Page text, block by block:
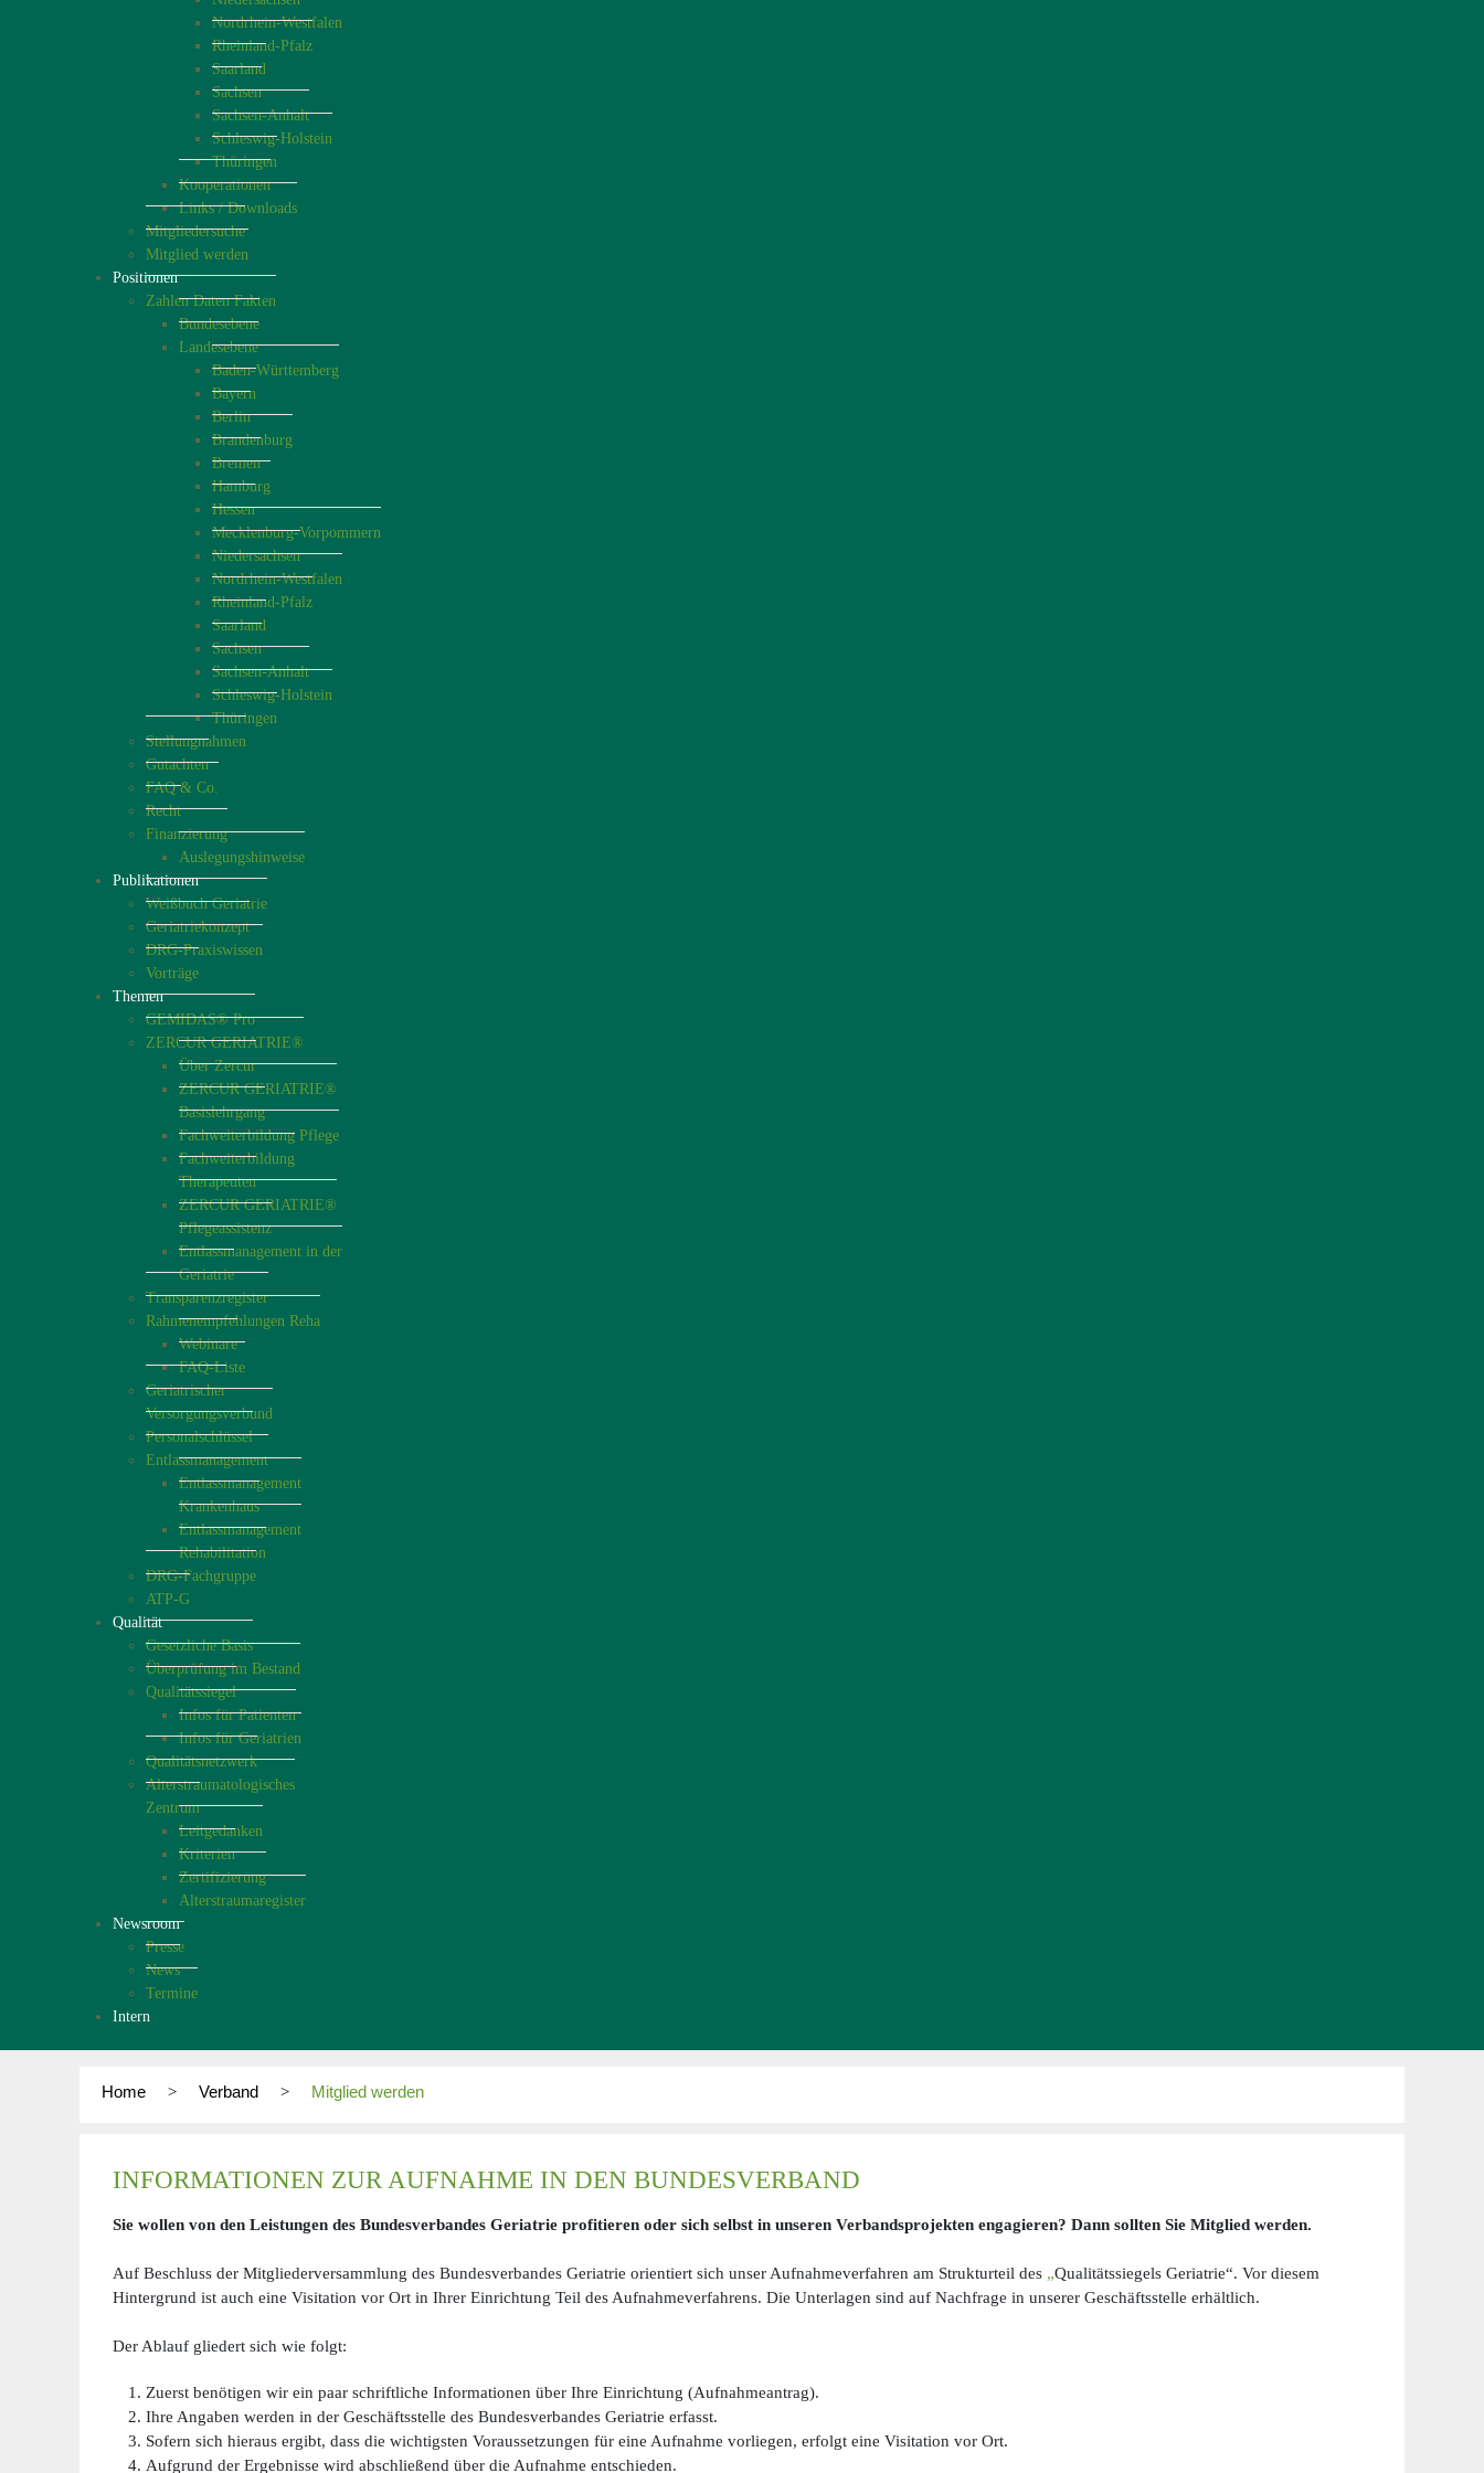
Nordrhein-Westfalen
Rheinland-Pfalz
Saarland
Sachsen
Sachsen-Anhalt
Schleswig-Holstein
Thüringen
Kooperationen
Links / Downloads
Mitgliedersuche
Mitglied werden
Positionen
Zahlen Daten Fakten
Bundesebene
Landesebene
Baden-Württemberg
Bayern
Berlin
Brandenburg
Bremen
Hamburg
Hessen
Mecklenburg-Vorpommern
Niedersachsen
Nordrhein-Westfalen
Rheinland-Pfalz
Saarland
Sachsen
Sachsen-Anhalt
Schleswig-Holstein
Thüringen
Stellungnahmen
Gutachten
FAQ & Co.
Recht
Finanzierung
Auslegungshinweise
Publikationen
Weißbuch Geriatrie
Geriatriekonzept
DRG-Praxiswissen
Vorträge
Themen
GEMIDAS® Pro
ZERCUR GERIATRIE®
Über Zercur
ZERCUR GERIATRIE®
Basislehrgang
Fachweiterbildung Pflege
Fachweiterbildung
Therapeuten
ZERCUR GERIATRIE®
Pflegeassistenz
Entlassmanagement in der
Geriatrie
Transparenzregister
Rahmenempfehlungen Reha
Webinare
FAQ-Liste
Geriatrischer
Versorgungsverbund
Personalschlüssel
Entlassmanagement
Entlassmanagement
Krankenhaus
Entlassmanagement
Rehabilitation
DRG-Fachgruppe
ATP-G
Qualität
Gesetzliche Basis
Überprüfung im Bestand
Qualitätssiegel
Infos für Patienten
Infos für Geriatrien
Qualitätsnetzwerk
Alterstraumatologisches
Zentrum
Leitgedanken
Kriterien
Zertifizierung
Alterstraumaregister
Newsroom
Presse
News
Termine
Intern
Home Verband Mitglied werden
INFORMATIONEN ZUR AUFNAHME IN DEN BUNDESVERBAND
Sie wollen von den Leistungen des Bundesverbandes Geriatrie profitieren oder sich selbst in unseren Verbandsprojekten engagieren? Dann sollten Sie Mitglied werden.
Auf Beschluss der Mitgliederversammlung des Bundesverbandes Geriatrie orientiert sich unser Aufnahmeverfahren am Strukturteil des „Qualitätssiegels Geriatrie“. Vor diesem
Hintergrund ist auch eine Visitation vor Ort in Ihrer Einrichtung Teil des Aufnahmeverfahrens. Die Unterlagen sind auf Nachfrage in unserer Geschäftsstelle erhältlich.
Der Ablauf gliedert sich wie folgt:
Zuerst benötigen wir ein paar schriftliche Informationen über Ihre Einrichtung (Aufnahmeantrag).
Ihre Angaben werden in der Geschäftsstelle des Bundesverbandes Geriatrie erfasst.
Sofern sich hieraus ergibt, dass die wichtigsten Voraussetzungen für eine Aufnahme vorliegen, erfolgt eine Visitation vor Ort.
Aufgrund der Ergebnisse wird abschließend über die Aufnahme entschieden.